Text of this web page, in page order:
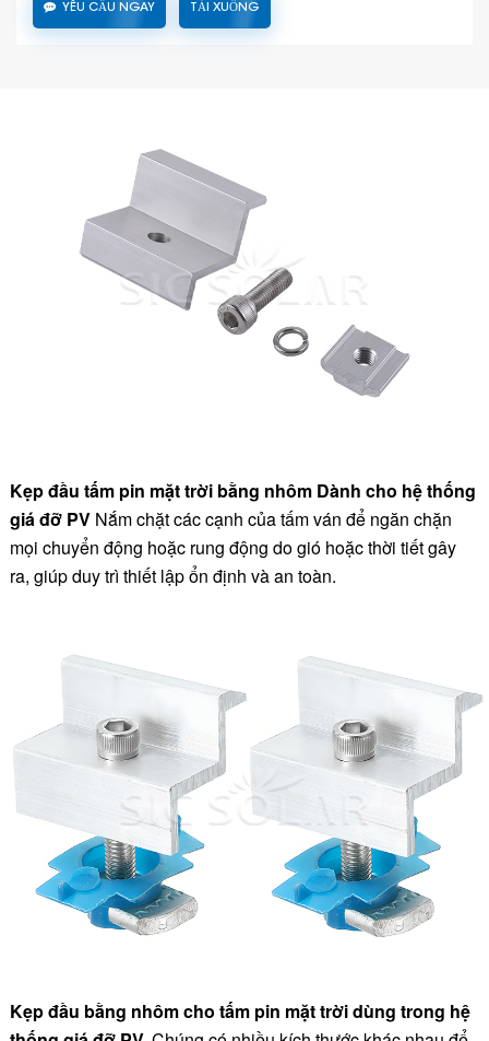
YÊU CẦU NGAY TẢI XUỐNG
Kẹp đầu tấm pin mặt trời bằng nhôm Dành cho hệ thống
giá đỡ PV Nắm chặt các cạnh của tấm ván để ngăn chặn
mọi chuyển động hoặc rung động do gió hoặc thời tiết gây
ra, giúp duy trì thiết lập ổn định và an toàn.
Kẹp đầu bằng nhôm cho tấm pin mặt trời dùng trong hệ